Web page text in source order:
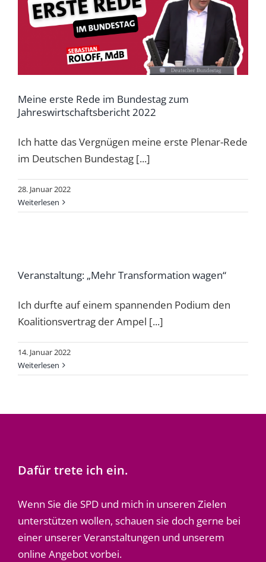
Meine erste Rede im Bundestag zum
Jahreswirtschaftsbericht 2022
Ich hatte das Vergnügen meine erste Plenar-Rede
im Deutschen Bundestag [...]
28. Januar 2022
Weiterlesen
Veranstaltung: „Mehr Transformation wagen“
Ich durfte auf einem spannenden Podium den
Koalitionsvertrag der Ampel [...]
14. Januar 2022
Weiterlesen
Dafür trete ich ein.
Wenn Sie die SPD und mich in unseren Zielen
unterstützen wollen, schauen sie doch gerne bei
einer unserer Veranstaltungen und unserem
online Angebot vorbei.